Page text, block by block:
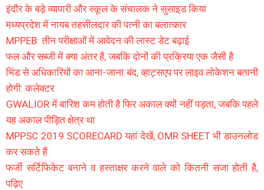
इंदौर के बड़े व्यापारी और स्कूल के संचालक ने सुसाइड किया
मध्यप्रदेश में नायब तहसीलदार की पत्नी का बलात्कार
MPPEB: तीन परीक्षाओं में आवेदन की लास्ट डेट बढ़ाई
फल और सब्जी में क्या अंतर है, जबकि दोनों की प्रक्रिया एक जैसी है
भिंड से अधिकारियों का आना-जाना बंद, व्हाट्सएप पर लाइव लोकेशन बतानी
होगी: कलेक्टर
GWALIOR में बारिश कम होती है फिर अकाल क्यों नहीं पड़ता, जबकि पहले
यह अकाल पीड़ित क्षेत्र था
MPPSC 2019 SCORECARD यहां देखें, OMR SHEET भी डाउनलोड
कर सकते हैं
फर्जी सर्टिफिकेट बनाने व हस्ताक्षर करने वाले को कितनी सजा होती है,
पढ़िए